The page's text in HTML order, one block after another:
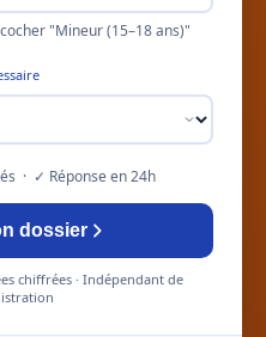
"Mineur (15–18 ans)"
· ✓ Réponse en 24h
dossier
chiffrées · Indépendant de